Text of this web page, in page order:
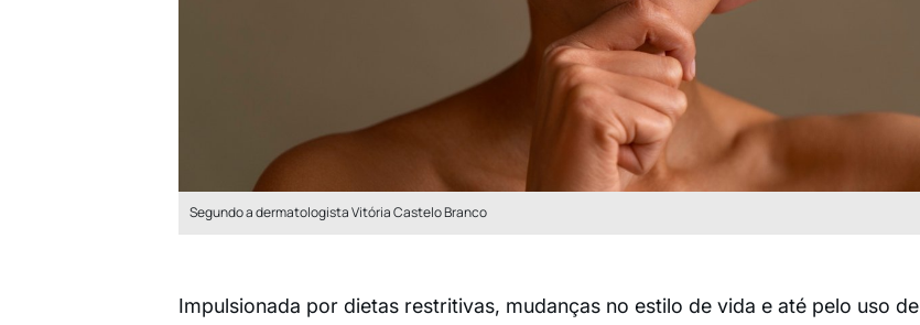
Segundo a dermatologista Vitória Castelo Branco
Impulsionada por dietas restritivas, mudanças no estilo de vida e até pelo uso de